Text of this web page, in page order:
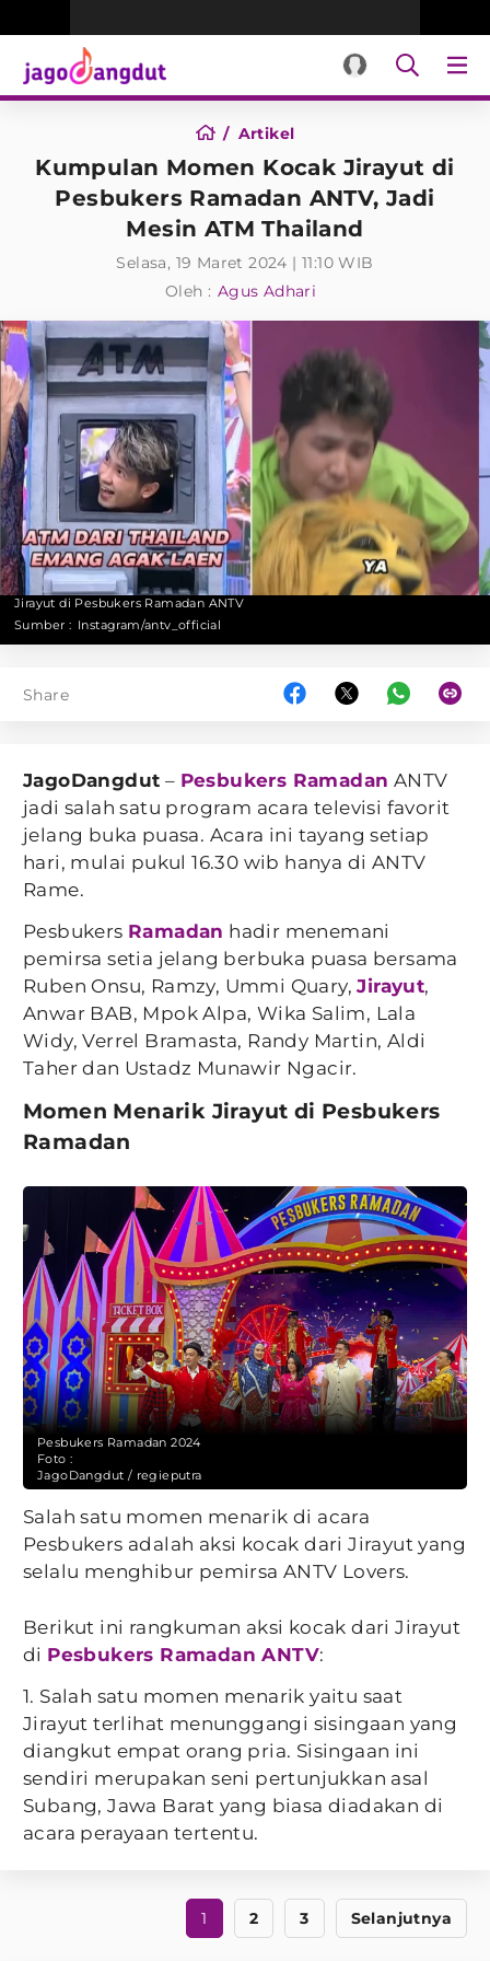
Artikel
Kumpulan Momen Kocak Jirayut di
Pesbukers Ramadan ANTV, Jadi
Mesin ATM Thailand
Selasa, 19 Maret 2024 | 11:10 WIB
Oleh : Agus Adhari
Jirayut di Pesbukers Ramadan ANTV
Sumber : Instagram/antv_official
Share
JagoDangdut – Pesbukers Ramadan ANTV
jadi salah satu program acara televisi favorit
jelang buka puasa. Acara ini tayang setiap
hari, mulai pukul 16.30 wib hanya di ANTV
Rame.
Pesbukers Ramadan hadir menemani
pemirsa setia jelang berbuka puasa bersama
Ruben Onsu, Ramzy, Ummi Quary,Jirayut,
Anwar BAB, Mpok Alpa, Wika Salim, Lala
Widy, Verrel Bramasta, Randy Martin, Aldi
Taher dan Ustadz Munawir Ngacir.
Momen Menarik Jirayut di Pesbukers
Ramadan
Pesbukers Ramadan 2024
Foto :
JagoDangdut / regieputra
Salah satu momen menarik di acara
Pesbukers adalah aksi kocak dari Jirayut yang
selalu menghibur pemirsa ANTV Lovers.
Berikut ini rangkuman aksi kocak dari Jirayut
di Pesbukers Ramadan ANTV:
1. Salah satu momen menarik yaitu saat
Jirayut terlihat menunggangi sisingaan yang
diangkut empat orang pria. Sisingaan ini
sendiri merupakan seni pertunjukkan asal
Subang, Jawa Barat yang biasa diadakan di
acara perayaan tertentu.
1 2 3 Selanjutnya